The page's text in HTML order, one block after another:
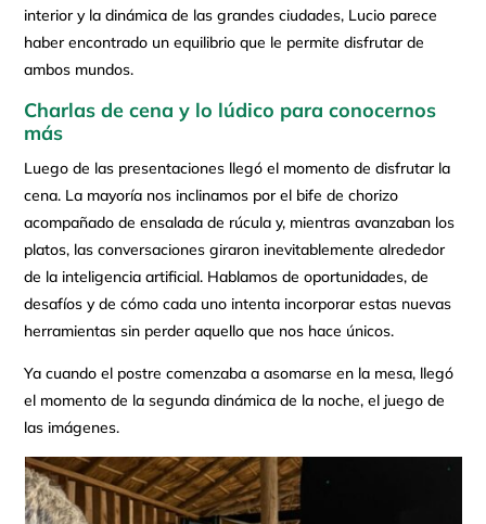
interior y la dinámica de las grandes ciudades, Lucio parece
haber encontrado un equilibrio que le permite disfrutar de
ambos mundos.
Charlas de cena y lo lúdico para conocernos
más
Luego de las presentaciones llegó el momento de disfrutar la
cena. La mayoría nos inclinamos por el bife de chorizo
acompañado de ensalada de rúcula y, mientras avanzaban los
platos, las conversaciones giraron inevitablemente alrededor
de la inteligencia artificial. Hablamos de oportunidades, de
desafíos y de cómo cada uno intenta incorporar estas nuevas
herramientas sin perder aquello que nos hace únicos.
Ya cuando el postre comenzaba a asomarse en la mesa, llegó
el momento de la segunda dinámica de la noche, el juego de
las imágenes.